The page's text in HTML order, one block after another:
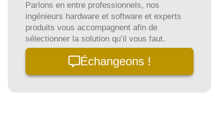
Parlons en entre professionnels, nos
ingénieurs hardware et software et experts
produits vous accompagnent afin de
sélectionner la solution qu’il vous faut.
Échangeons !